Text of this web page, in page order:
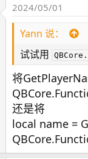
2024/05/01
Yann 说：
试试用
将
还是将
local name =